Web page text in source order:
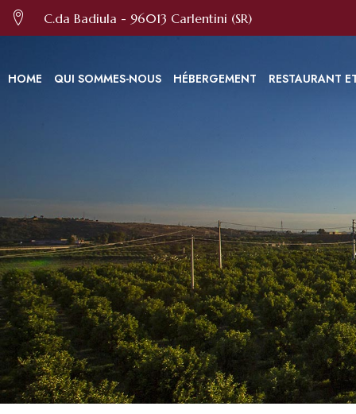
Nous utilisons des cookies et d'autres technologies pour
C.da Badiula - 96013 Carlentini (SR)
HOME QUI SOMMES-NOUS HÉBERGEMENT RESTAURANT